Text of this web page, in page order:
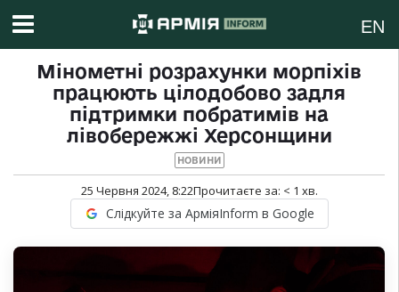
EN
Мінометні розрахунки морпіхів
працюють цілодобово задля
підтримки побратимів на
лівобережжі Херсонщини
НОВИНИ
25 Червня 2024, 8:22Прочитаєте за: < 1 хв.
Слідкуйте за АрміяInform в Google